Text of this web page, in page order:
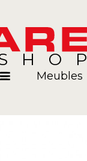
Meubles